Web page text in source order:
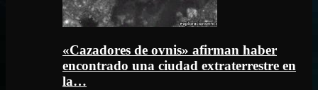
«Cazadores de ovnis» afirman haber
encontrado una ciudad extraterrestre en
la…